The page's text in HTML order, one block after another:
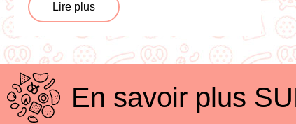
Lire plus
En savoir plus